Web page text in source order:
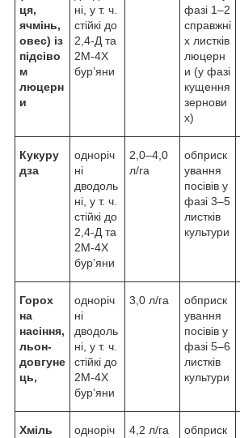
ця,
ячмінь,
овес) із
підсіво
м
люцерн
и
ні, у т. ч.
стійкі до
2,4-Д та
2М-4Х
бур’яни
фазі 1–2
справжні
х листків
люцерн
и (у фазі
кущення
зернови
х)
Кукуру
дза
одноріч
ні
дводоль
ні, у т. ч.
стійкі до
2,4-Д та
2М-4Х
бур’яни
2,0–4,0
л/га
обприск
ування
посівів у
фазі 3–5
листків
культури
Горох
на
насіння,
льон-
довгуне
ць,
одноріч
ні
дводоль
ні, у т. ч.
стійкі до
2М-4Х
бур’яни
3,0 л/га
обприск
ування
посівів у
фазі 5–6
листків
культури
Хміль
одноріч
4,2 л/га
обприск